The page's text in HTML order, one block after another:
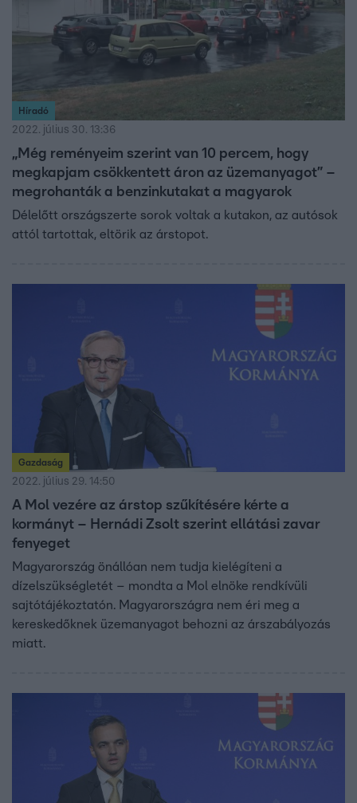
Híradó
2022. július 30. 13:36
„Még reményeim szerint van 10 percem, hogy
megkapjam csökkentett áron az üzemanyagot” –
megrohanták a benzinkutakat a magyarok
Délelőtt országszerte sorok voltak a kutakon, az autósok
attól tartottak, eltörik az árstopot.
Gazdaság
2022. július 29. 14:50
A Mol vezére az árstop szűkítésére kérte a
kormányt – Hernádi Zsolt szerint ellátási zavar
fenyeget
Magyarország önállóan nem tudja kielégíteni a
dízelszükségletét – mondta a Mol elnöke rendkívüli
sajtótájékoztatón. Magyarországra nem éri meg a
kereskedőknek üzemanyagot behozni az árszabályozás
miatt.